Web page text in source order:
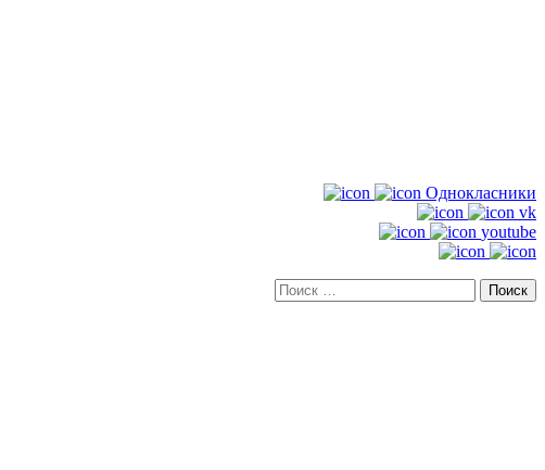
Однокласники
vk
youtube
Искать: